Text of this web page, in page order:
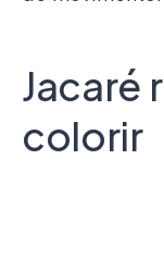
Jacaré
colorir